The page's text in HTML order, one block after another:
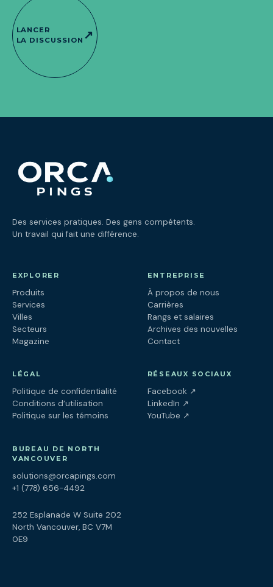
LANCER
LA DISCUSSION ↗
Des services pratiques. Des gens compétents.
Un travail qui fait une différence.
EXPLORER
Produits
Services
Villes
Secteurs
Magazine
ENTREPRISE
À propos de nous
Carrières
Rangs et salaires
Archives des nouvelles
Contact
LÉGAL
Politique de confidentialité
Conditions d’utilisation
Politique sur les témoins
RÉSEAUX SOCIAUX
Facebook ↗(ouvre dans un
LinkedIn ↗(ouvre dans un
YouTube ↗(ouvre dans un
BUREAU DE NORTH
VANCOUVER
solutions@orcapings.com
+1 (778) 656-4492
252 Esplanade W Suite 202
North Vancouver, BC V7M
0E9